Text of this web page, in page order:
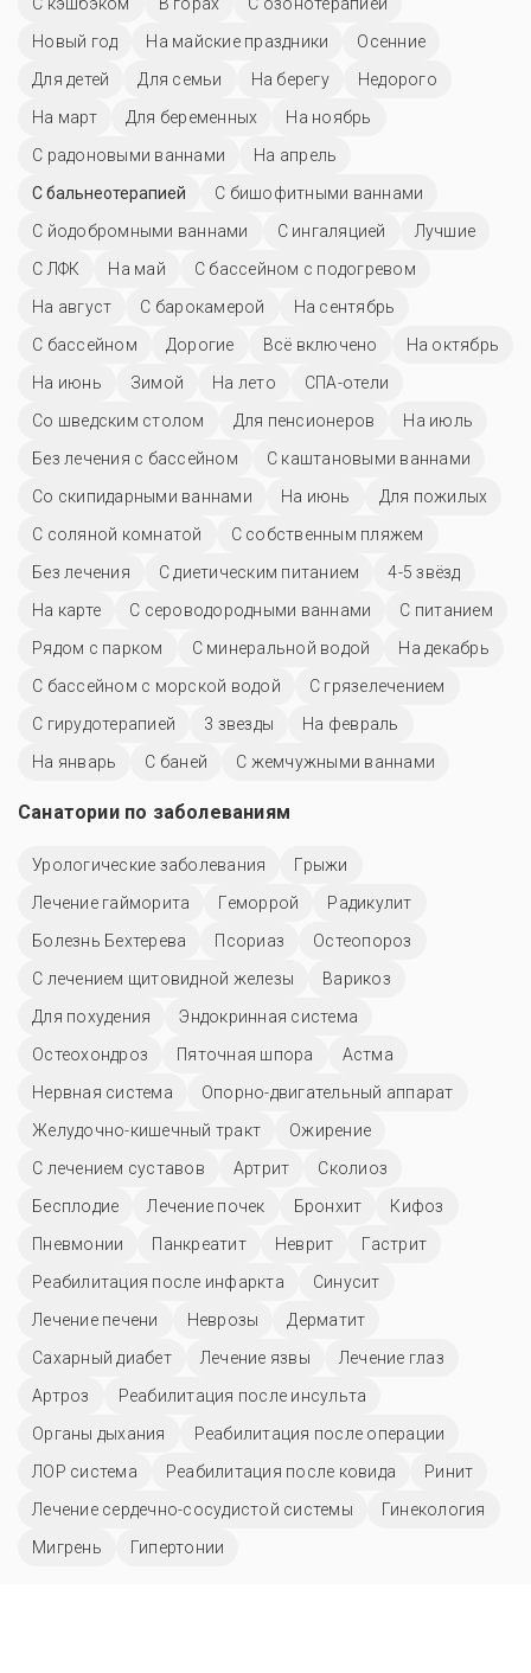
Новый год
На майские праздники
Осенние
Для детей
Для семьи На берегу
Недорого
На март
Для беременных
На ноябрь
С радоновыми ваннами
На апрель
С бальнеотерапией
С бишофитными ваннами
С йодобромными ваннами
С ингаляцией
Лучшие
С ЛФК
На май
С бассейном с подогревом
На август
С барокамерой
На сентябрь
C бассейном
Дорогие Всё включено
На октябрь
На июнь
Зимой На лето
СПА-отели
Со шведским столом
Для пенсионеров
На июль
Без лечения с бассейном
С каштановыми ваннами
Со скипидарными ваннами
На июнь
Для пожилых
С соляной комнатой
С собственным пляжем
Без лечения
С диетическим питанием
4-5 звёзд
На карте
С сероводородными ваннами
С питанием
Рядом с парком
С минеральной водой
На декабрь
С бассейном с морской водой
С грязелечением
С гирудотерапией
3 звезды
На февраль
На январь
С баней С жемчужными ваннами
Санатории по заболеваниям
Урологические заболевания
Грыжи
Лечение гайморита
Геморрой
Радикулит
Болезнь Бехтерева
Псориаз
Остеопороз
С лечением щитовидной железы
Варикоз
Для похудения
Эндокринная система
Остеохондроз
Пяточная шпора
Астма
Нервная система
Опорно-двигательный аппарат
Желудочно-кишечный тракт
Ожирение
С лечением суставов
Артрит
Сколиоз
Бесплодие
Лечение почек Бронхит
Кифоз
Пневмонии
Панкреатит Неврит
Гастрит
Реабилитация после инфаркта
Синусит
Лечение печени
Неврозы
Дерматит
Сахарный диабет
Лечение язвы
Лечение глаз
Артроз
Реабилитация после инсульта
Органы дыхания
Реабилитация после операции
ЛОР система
Реабилитация после ковида
Ринит
Лечение сердечно-сосудистой системы
Гинекология
Мигрень
Гипертонии